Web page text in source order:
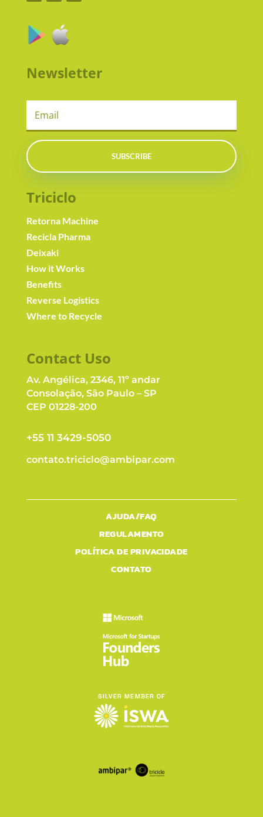
Newsletter
SUBSCRIBE
Triciclo
Retorna Machine
Recicla Pharma
Deixaki
How it Works
Benefits
Reverse Logistics
Where to Recycle
Contact Uso
Av. Angélica, 2346, 11º andar
Consolação, São Paulo – SP
CEP 01228-200
+55 11 3429-5050
contato.triciclo@ambipar.com
AJUDA/FAQ
REGULAMENTO
POLÍTICA DE PRIVACIDADE
CONTATO